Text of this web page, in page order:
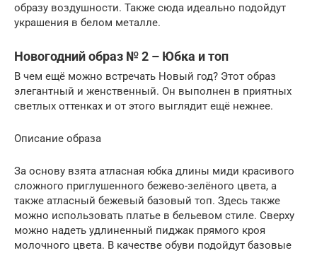
образу воздушности. Также сюда идеально подойдут
украшения в белом металле.
Новогодний образ № 2 – Юбка и топ
В чем ещё можно встречать Новый год? Этот образ
элегантный и женственный. Он выполнен в приятных
светлых оттенках и от этого выглядит ещё нежнее.
Описание образа
За основу взята атласная юбка длины миди красивого
сложного приглушенного бежево-зелёного цвета, а
также атласный бежевый базовый топ. Здесь также
можно использовать платье в бельевом стиле. Сверху
можно надеть удлиненный пиджак прямого кроя
молочного цвета. В качестве обуви подойдут базовые